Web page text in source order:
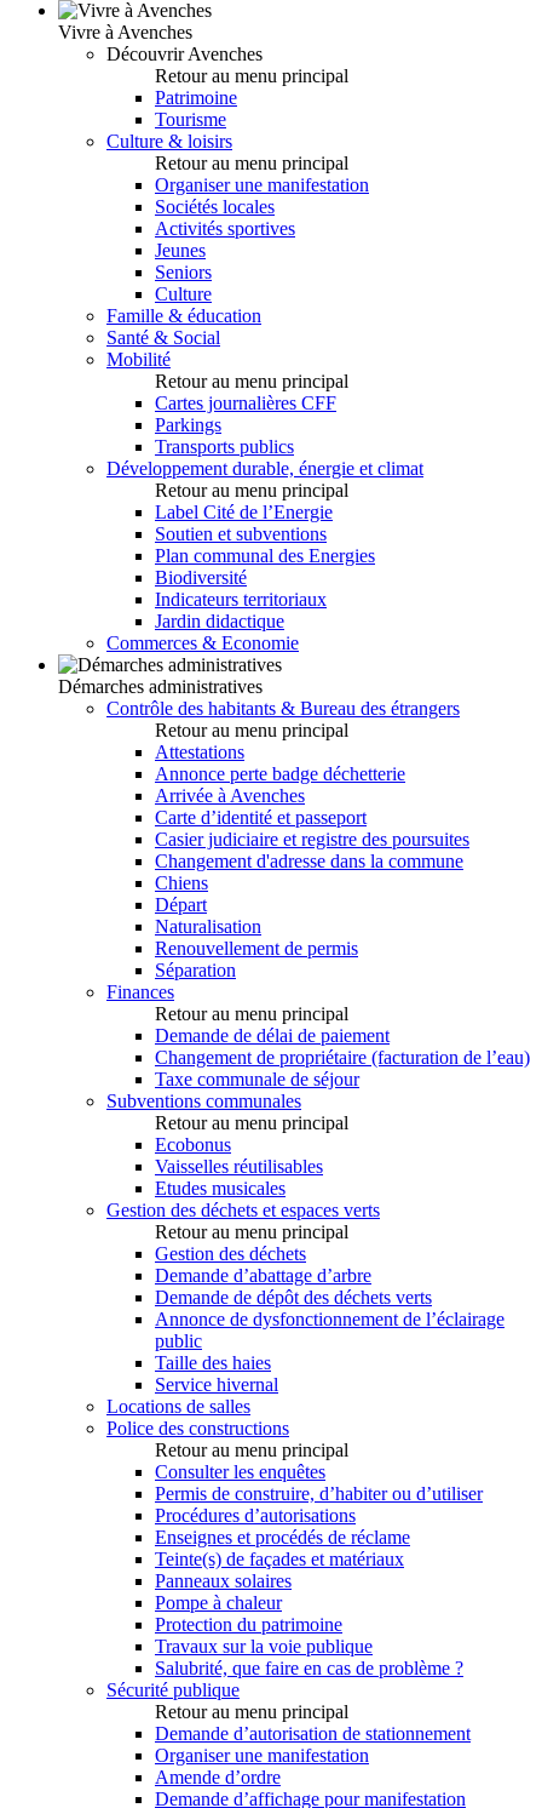
Vivre à Avenches
Découvrir Avenches
Retour au menu principal
Patrimoine
Tourisme
Culture & loisirs
Retour au menu principal
Organiser une manifestation
Sociétés locales
Activités sportives
Jeunes
Seniors
Culture
Famille & éducation
Santé & Social
Mobilité
Retour au menu principal
Cartes journalières CFF
Parkings
Transports publics
Développement durable, énergie et climat
Retour au menu principal
Label Cité de l’Energie
Soutien et subventions
Plan communal des Energies
Biodiversité
Indicateurs territoriaux
Jardin didactique
Commerces & Economie
Démarches administratives
Contrôle des habitants & Bureau des étrangers
Retour au menu principal
Attestations
Annonce perte badge déchetterie
Arrivée à Avenches
Carte d’identité et passeport
Casier judiciaire et registre des poursuites
Changement d'adresse dans la commune
Chiens
Départ
Naturalisation
Renouvellement de permis
Séparation
Finances
Retour au menu principal
Demande de délai de paiement
Changement de propriétaire (facturation de l’eau)
Taxe communale de séjour
Subventions communales
Retour au menu principal
Ecobonus
Vaisselles réutilisables
Etudes musicales
Gestion des déchets et espaces verts
Retour au menu principal
Gestion des déchets
Demande d’abattage d’arbre
Demande de dépôt des déchets verts
Annonce de dysfonctionnement de l’éclairage
public
Taille des haies
Service hivernal
Locations de salles
Police des constructions
Retour au menu principal
Consulter les enquêtes
Permis de construire, d’habiter ou d’utiliser
Procédures d’autorisations
Enseignes et procédés de réclame
Teinte(s) de façades et matériaux
Panneaux solaires
Pompe à chaleur
Protection du patrimoine
Travaux sur la voie publique
Salubrité, que faire en cas de problème ?
Sécurité publique
Retour au menu principal
Demande d’autorisation de stationnement
Organiser une manifestation
Amende d’ordre
Demande d’affichage pour manifestation